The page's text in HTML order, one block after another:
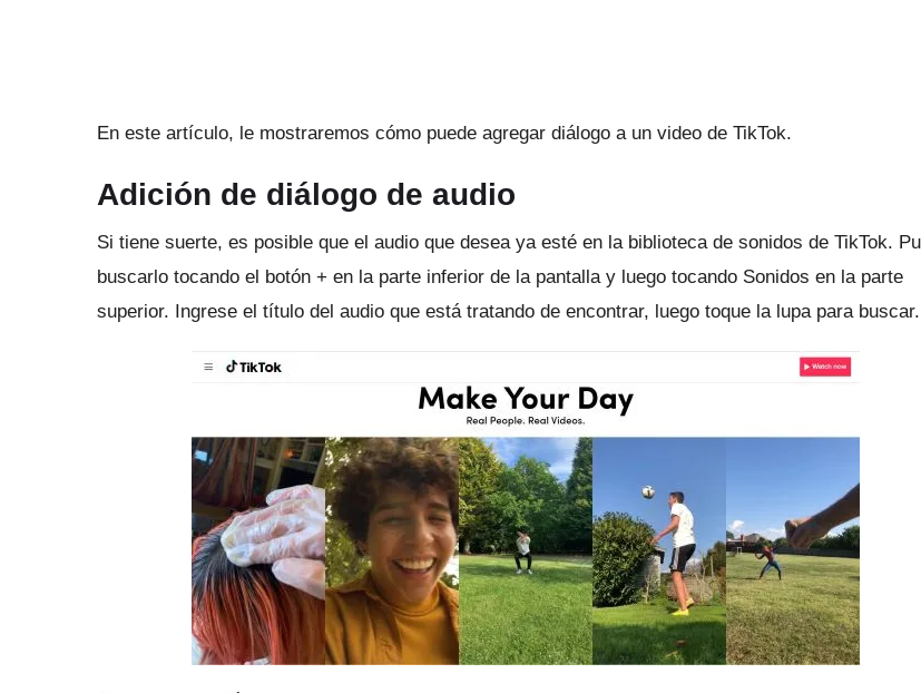
En este artículo, le mostraremos cómo puede agregar diálogo a un video de TikTok.
Adición de diálogo de audio
Si tiene suerte, es posible que el audio que desea ya esté en la biblioteca de sonidos de TikTok.
buscarlo tocando el botón + en la parte inferior de la pantalla y luego tocando Sonidos en la parte
superior. Ingrese el título del audio que está tratando de encontrar, luego toque la lupa para buscar.